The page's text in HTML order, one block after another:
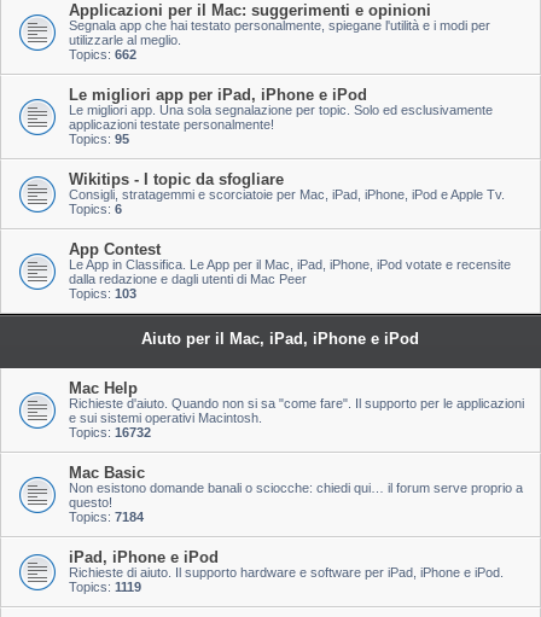
Applicazioni per il Mac: suggerimenti e opinioni
Segnala app che hai testato personalmente, spiegane l'utilità e i modi per
utilizzarle al meglio.
Topics: 662
Le migliori app per iPad, iPhone e iPod
Le migliori app. Una sola segnalazione per topic. Solo ed esclusivamente
applicazioni testate personalmente!
Topics: 95
Wikitips - I topic da sfogliare
Consigli, stratagemmi e scorciatoie per Mac, iPad, iPhone, iPod e Apple Tv.
Topics: 6
App Contest
Le App in Classifica. Le App per il Mac, iPad, iPhone, iPod votate e recensite
dalla redazione e dagli utenti di Mac Peer
Topics: 103
Aiuto per il Mac, iPad, iPhone e iPod
Mac Help
Richieste d'aiuto. Quando non si sa "come fare". Il supporto per le applicazioni
e sui sistemi operativi Macintosh.
Topics: 16732
Mac Basic
Non esistono domande banali o sciocche: chiedi qui… il forum serve proprio a
questo!
Topics: 7184
iPad, iPhone e iPod
Richieste di aiuto. Il supporto hardware e software per iPad, iPhone e iPod.
Topics: 1119